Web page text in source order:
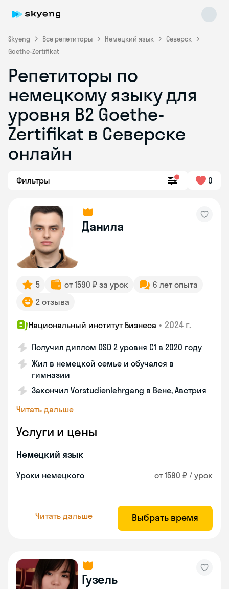
Skyeng Все репетиторы Немецкий язык
Северск
Goethe-Zertifikat
Репетиторы по
немецкому языку для
уровня B2 Goethe-
Zertifikat в Северске
онлайн
Фильтры 0
Данила
5 от 1590 ₽ за урок
6 лет опыта
2 отзыва
Национальный институт Бизнеса • 2024 г.
Получил диплом DSD 2 уровня С1 в 2020 году
Жил в немецкой семье и обучался в
гимназии
Закончил Vorstudienlehrgang в Вене, Австрия
Читать дальше
Услуги и цены
Немецкий язык
Уроки немецкого от 1590 ₽ / урок
Читать дальше Выбрать время
Гузель
Skyeng Chat